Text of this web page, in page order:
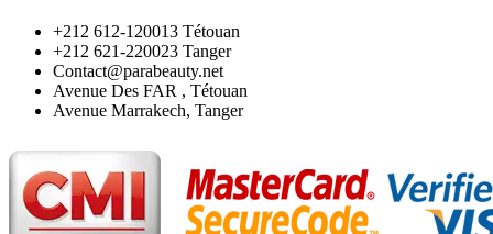
‪+212 612-120013 Tétouan
‪+212 621-220023 Tanger
Contact@parabeauty.net
Avenue Des FAR , Tétouan
Avenue Marrakech, Tanger